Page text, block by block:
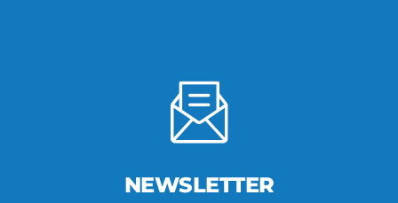
NEWSLETTER